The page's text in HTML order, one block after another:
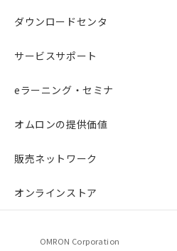
ダウンロードセンタ
サービスサポート
eラーニング・セミナ
オムロンの提供価値
販売ネットワーク
オンラインストア
OMRON Corporation